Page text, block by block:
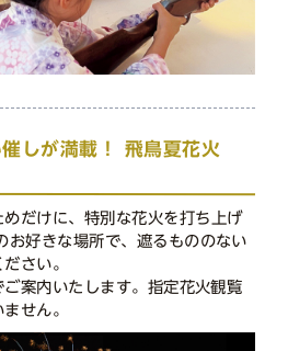
しが満載！ 飛鳥夏花火
だけに、特別な花火を打ち上げ
お好きな場所で、遮るもののない
さい。
案内いたします。指定花火観覧
せん。